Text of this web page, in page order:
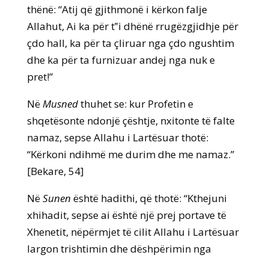
thënë: “Atij që gjithmonë i kërkon falje
Allahut, Ai ka për t‟i dhënë rrugëzgjidhje për
çdo hall, ka për ta çliruar nga çdo ngushtim
dhe ka për ta furnizuar andej nga nuk e
pret!”
NëMusnedthuhet se: kur Profetin e
shqetësonte ndonjë çështje, nxitonte të falte
namaz, sepse Allahu i Lartësuar thotë:
“Kërkoni ndihmë me durim dhe me namaz.”
[Bekare, 54]
NëSunen është hadithi, që thotë: “Kthejuni
xhihadit, sepse ai është një prej portave të
Xhenetit, nëpërmjet të cilit Allahu i Lartësuar
largon trishtimin dhe dëshpërimin nga